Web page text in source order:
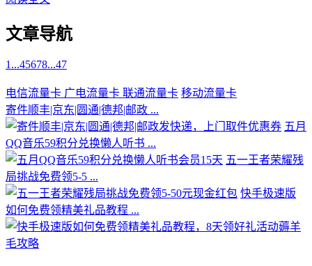
文章导航
1 ...45678...47
电信流量卡 广电流量卡 联通流量卡 移动流量卡
寄件顺丰|京东|圆通|德邦|邮政 ...
五月
QQ音乐59积分兑换懒人听书 ...
五一王者荣耀残
局挑战免费领5-5 ...
快手极速版
如何免费领精美礼品教程 ...